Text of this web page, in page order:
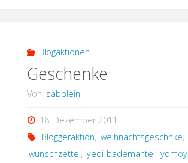
Blogaktionen
Geschenke
Von sabolein
18. Dezember 2011
Bloggeraktion, weihnachtsgeschnke,
wunschzettel, yedi-bademantel, yomoy